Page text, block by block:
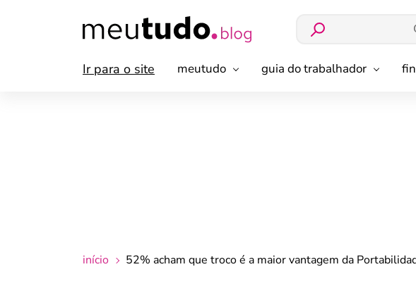
Ir para o site meutudo guia do trabalhador
início 52% acham que troco é a maior vantagem da